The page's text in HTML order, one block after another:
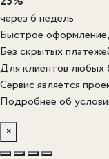
через 6 недель
Быстрое
Без скрытых
Для клиентов любых
Сервис является
Подробнее об
×